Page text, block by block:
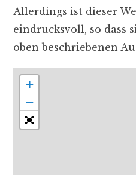
Allerdings ist dieser
eindrucksvoll, so dass
oben beschriebenen
+
−